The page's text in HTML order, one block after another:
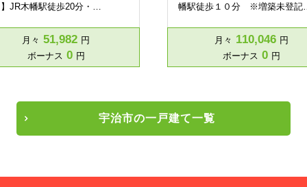
JR木幡駅徒歩20分・…
月々 51,982 円
ボーナス 0 円
幡駅徒歩１０分 ※増築未登記…
月々 110,046 円
ボーナス 0 円
宇治市の一戸建て一覧